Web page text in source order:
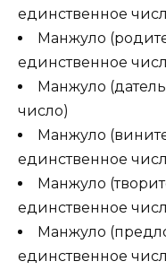
единственное
Манжуло
единственное
Манжуло
число)
Манжуло
единственное
Манжуло
единственное
Манжуло
единственное